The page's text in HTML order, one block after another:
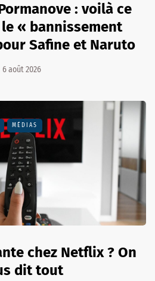
: voilà ce
« bannissement
Safine et Naruto
6 août 2026
MÉDIAS
chez Netflix ? On
dit tout